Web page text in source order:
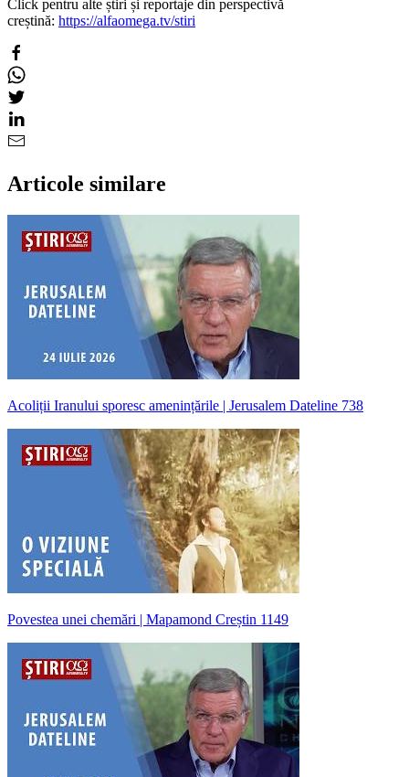
Click pentru alte știri și reportaje din perspectivă
creștină: https://alfaomega.tv/stiri
Articole similare
Acoliții Iranului sporesc amenințările | Jerusalem Dateline 738
Povestea unei chemări | Mapamond Creștin 1149